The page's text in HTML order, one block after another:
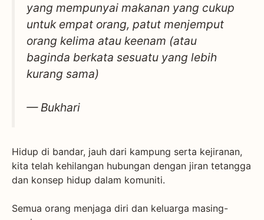
yang mempunyai makanan yang cukup
untuk empat orang, patut menjemput
orang kelima atau keenam (atau
baginda berkata sesuatu yang lebih
kurang sama)
— Bukhari
Hidup di bandar, jauh dari kampung serta kejiranan,
kita telah kehilangan hubungan dengan jiran tetangga
dan konsep hidup dalam komuniti.
Semua orang menjaga diri dan keluarga masing-